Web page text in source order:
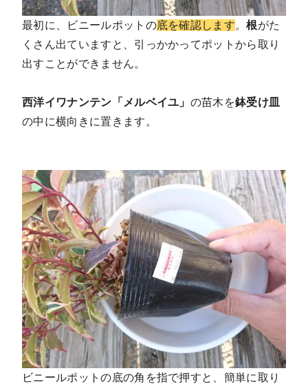
最初に、ビニールポットの底を確認します。根がた
くさん出ていますと、引っかかってポットから取り
出すことができません。
西洋イワナンテン「メルベイユ」 の苗木を鉢受け皿
の中に横向きに置きます。
ビニールポットの底の角を指で押すと、簡単に取り